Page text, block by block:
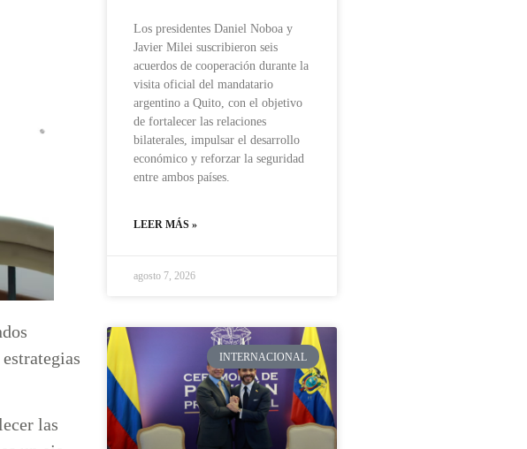
las
Los presidentes Daniel Noboa y
Javier Milei suscribieron seis
acuerdos de cooperación durante la
visita oficial del mandatario
argentino a Quito, con el objetivo
de fortalecer las relaciones
bilaterales, impulsar el desarrollo
económico y reforzar la seguridad
entre ambos países.
LEER MÁS »
agosto 7, 2026
INTERNACIONAL